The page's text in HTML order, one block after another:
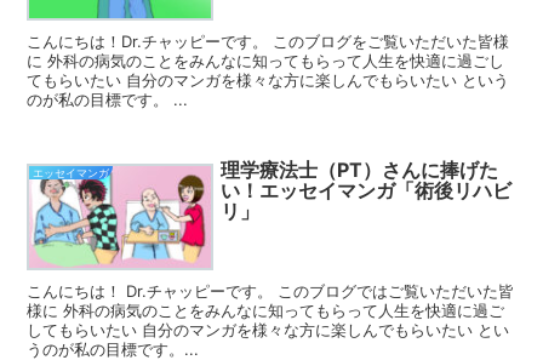
こんにちは！Dr.チャッピーです。 このブログをご覧いただいた皆様
に 外科の病気のことをみんなに知ってもらって人生を快適に過ごし
てもらいたい 自分のマンガを様々な方に楽しんでもらいたい という
のが私の目標です。 ...
エッセイマンガ
理学療法士（PT）さんに捧げた
い！エッセイマンガ「術後リハビ
リ」
こんにちは！ Dr.チャッピーです。 このブログではご覧いただいた皆
様に 外科の病気のことをみんなに知ってもらって人生を快適に過ご
してもらいたい 自分のマンガを様々な方に楽しんでもらいたい とい
うのが私の目標です。...